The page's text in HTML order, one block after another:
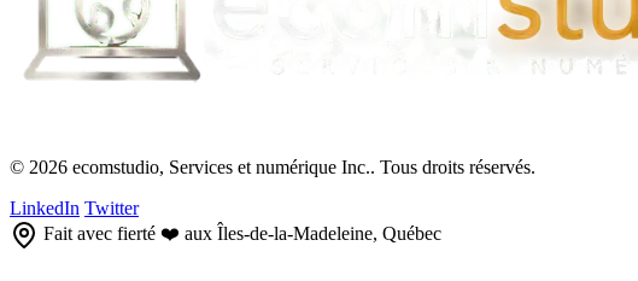
© 2026 ecomstudio, Services et numérique Inc.. Tous droits réservés.
LinkedIn Twitter
Fait avec fierté ❤️ aux Îles-de-la-Madeleine, Québec